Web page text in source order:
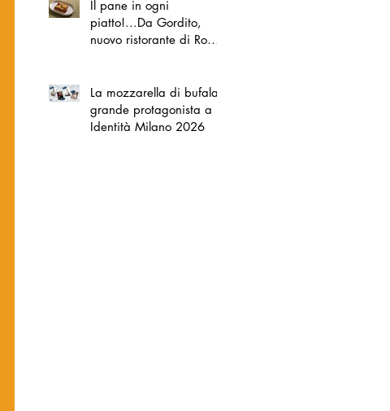
Il pane in ogni
piatto!...Da Gordito,
nuovo ristorante di Roma
La mozzarella di bufala
grande protagonista a
Identità Milano 2026